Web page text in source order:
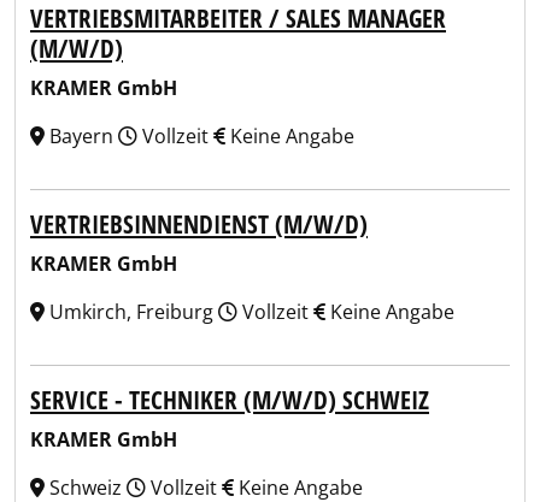
VERTRIEBSMITARBEITER / SALES MANAGER
(M/W/D)
KRAMER GmbH
Bayern
Vollzeit Keine Angabe
VERTRIEBSINNENDIENST (M/W/D)
KRAMER GmbH
Umkirch, Freiburg
Vollzeit Keine Angabe
SERVICE - TECHNIKER (M/W/D) SCHWEIZ
KRAMER GmbH
Schweiz
Vollzeit Keine Angabe